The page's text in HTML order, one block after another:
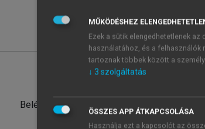
Belépés intézményi azonosítóval
MŰKÖDÉSHEZ
Ezek a sütik elengedhetetlenek
használatához, és a felhasználók
tartoznak többek között a
↓ 3 szolgáltatás
ÖSSZES APP ÁTKAPCSOLÁSA
Használja ezt a kapcsolót az